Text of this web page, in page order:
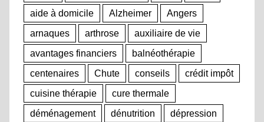
aide à domicile
Alzheimer
Angers
arnaques
arthrose
auxiliaire de vie
avantages financiers
balnéothérapie
centenaires
Chute conseils
crédit impôt
cuisine thérapie
cure thermale
déménagement
dénutrition
dépression